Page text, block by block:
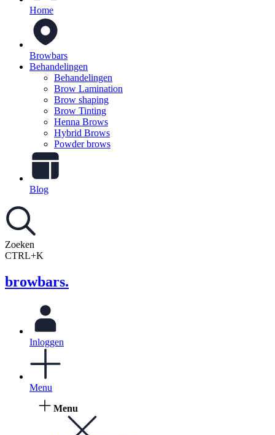
Home
Browbars
Behandelingen
Behandelingen
Brow Lamination
Brow shaping
Brow Tinting
Henna Brows
Hybrid Brows
Powder brows
Blog
Zoeken
CTRL+K
browbars.
Inloggen
Menu
Menu